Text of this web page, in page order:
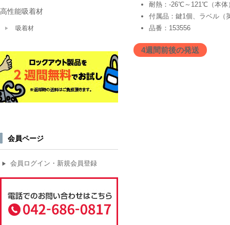
耐熱：-26℃～121℃（本体
付属品：鍵1個、ラベル（
品番：153556
4週間前後の発送
高性能吸着材
吸着材
会員ページ
▶ 会員ログイン・新規会員登録